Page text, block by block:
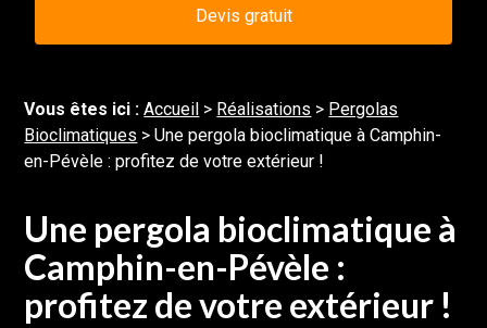
Devis gratuit
Vous êtes ici :Accueil > Réalisations > Pergolas
Bioclimatiques >Une pergola bioclimatique à Camphin-
en-Pévèle : profitez de votre extérieur !
Une pergola bioclimatique à
Camphin-en-Pévèle :
profitez de votre extérieur !